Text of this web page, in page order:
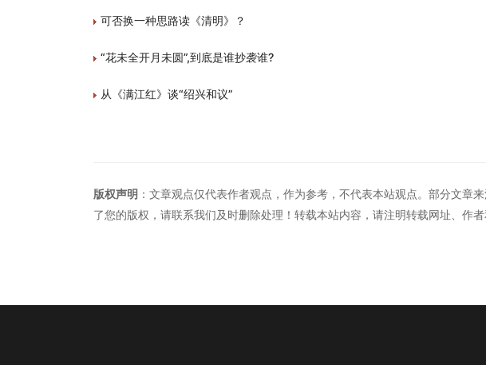
可否换一种思路读《清明》？
“花未全开月未圆”,到底是谁抄袭谁?
从《满江红》谈“绍兴和议”
版权声明 ：文章观点仅代表作者观点，作为参考，不代表本站观点。部分文章
了您的版权，请联系我们及时删除处理！转载本站内容，请注明转载网址、作者